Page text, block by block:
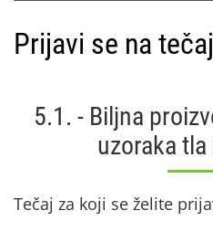
Prijavi se na tečaj
5.1. - Biljna
uzoraka tla
Tečaj za koji se želite